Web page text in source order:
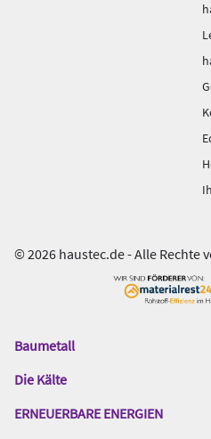
© 2026 haustec.de - Alle Rechte
Das
Gentner
Baumetall
Die Kälte
ERNEUERBARE ENERGIEN